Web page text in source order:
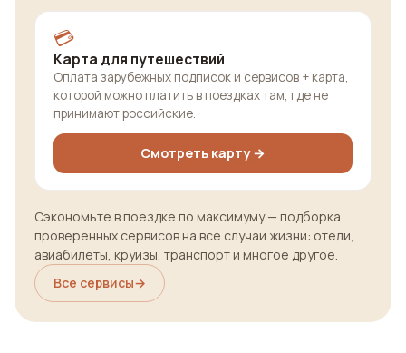
💳
Карта для путешествий
Оплата зарубежных подписок и сервисов + карта,
которой можно платить в поездках там, где не
принимают российские.
Смотреть карту →
Сэкономьте в поездке по максимуму — подборка
проверенных сервисов на все случаи жизни: отели,
авиабилеты, круизы, транспорт и многое другое.
Все сервисы→